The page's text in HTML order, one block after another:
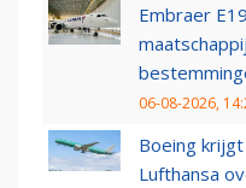
Embraer
06-08-2026,
Boeing
Lufthansa